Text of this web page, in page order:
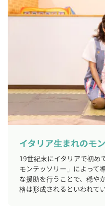
イタリア生まれのモ
19世紀末にイタリアで初め
モンテッソリー」によって
な援助を行うことで、穏や
格は形成されるといわれてい